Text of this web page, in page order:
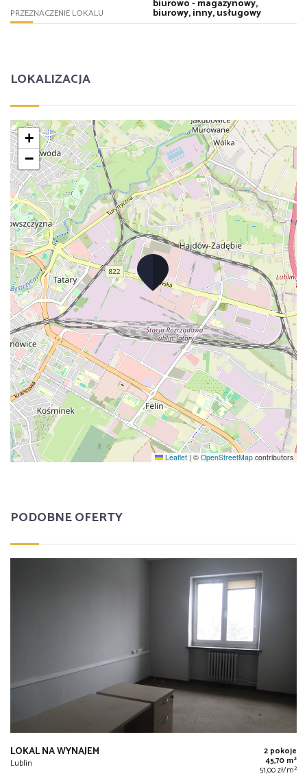
PRZEZNACZENIE LOKALU
biurowo - magazynowy,
biurowy, inny, usługowy
LOKALIZACJA
+
−
Leaflet | © OpenStreetMap contributors
PODOBNE OFERTY
LOKAL NA WYNAJEM
Lublin
2 pokoje
45,70 m2
51,00 zł/m2